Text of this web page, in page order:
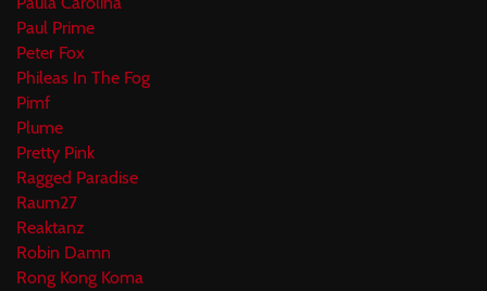
Paul Prime
Peter Fox
Phileas In The Fog
Pimf
Plume
Pretty Pink
Ragged Paradise
Raum27
Reaktanz
Robin Damn
Rong Kong Koma